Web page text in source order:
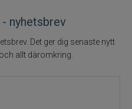
nyhetsbrev
Det ger dig senaste nytt
allt däromkring.